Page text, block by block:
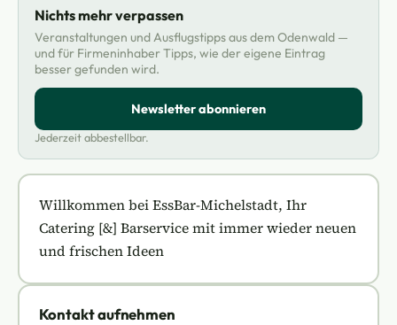
Willkommen bei EssBar-Michelstadt, Ihr
Catering [&] Barservice mit immer wieder neuen
und frischen Ideen
Kontakt aufnehmen
Nichts mehr verpassen
Veranstaltungen und Ausflugstipps aus dem Odenwald —
und für Firmeninhaber Tipps, wie der eigene Eintrag
besser gefunden wird.
Newsletter abonnieren
Jederzeit abbestellbar.